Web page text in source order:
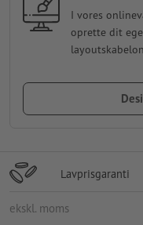
I vores
oprette dit
Lavprisgaranti
ekskl. moms